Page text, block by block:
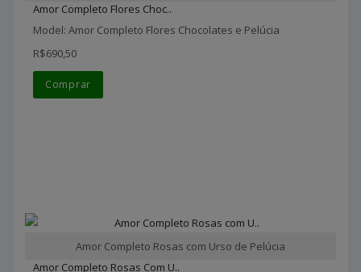
Amor Completo Flores Choc..
Model: Amor Completo Flores Chocolates e Pelúcia
R$690,50
Comprar
Amor Completo Rosas com Urso de Pelúcia
Amor Completo Rosas Com U..